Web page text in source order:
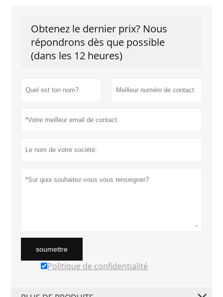
Obtenez le dernier prix? Nous
répondrons dès que possible
(dans les 12 heures)
soumettre
Politique de confidentialité